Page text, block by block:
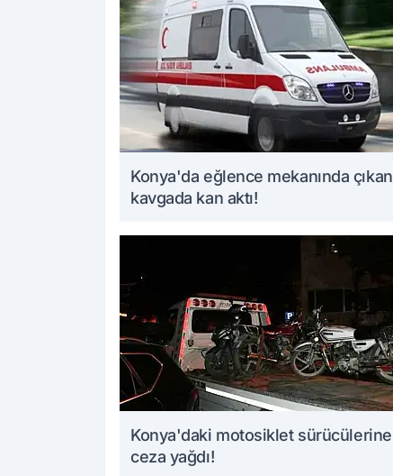
Konya'da eğlence mekanında çıkan
kavgada kan aktı!
Konya'daki motosiklet sürücülerine
ceza yağdı!